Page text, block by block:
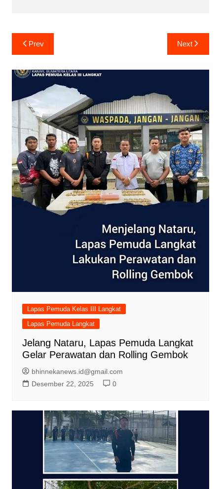
Navigasi
pos
Prev Next
Lapas Pemuda Kelas III Langkat
Lapas Pemuda Langkat
Jelang Nataru, Lapas Pemuda Langkat
Gelar Perawatan dan Rolling Gembok
bhinnekanews.id@gmail.com
Desember 22, 2025
0